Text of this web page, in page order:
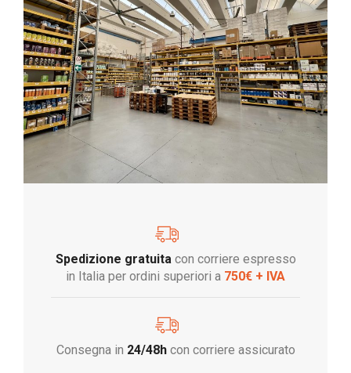
Spedizione gratuitacon corriere espresso
in Italia per ordini superiori a 750€ + IVA
Consegna in 24/48hcon corriere assicurato